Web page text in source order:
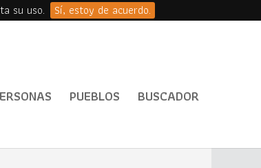
su uso.
Sí, estoy de acuerdo.
PUEBLOS BUSCADOR